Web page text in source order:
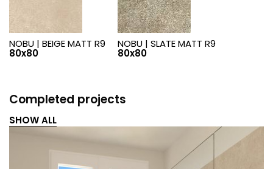
NOBU | BEIGE MATT R9
80x80
NOBU | SLATE MATT R9
80x80
Completed projects
SHOW ALL